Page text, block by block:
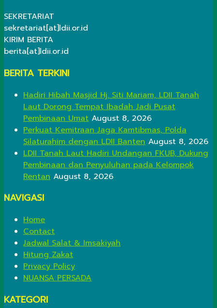
SEKRETARIAT
sekretariat[at]ldii.or.id
KIRIM BERITA
berita[at]ldii.or.id
BERITA TERKINI
Hadiri Hibah Masjid Hj. Siti Mariam, LDII Tanah
Laut Dorong Tempat Ibadah Jadi Pusat
Pembinaan Umat August 8, 2026
Perkuat Kemitraan Jaga Kamtibmas, Polda
Silaturahim dengan LDII Banten August 8, 2026
LDII Tanah Laut Hadiri Undangan FKUB, Dukung
Pembinaan dan Penyuluhan pada Kelompok
Rentan August 8, 2026
NAVIGASI
Home
Contact
Jadwal Salat & Imsakiyah
Hitung Zakat
Privacy Policy
NUANSA PERSADA
KATEGORI